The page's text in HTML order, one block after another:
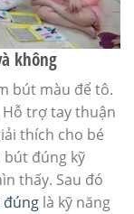
không
bút màu để tô.
Hỗ trợ tay thuận
thích cho bé
bút đúng kỹ
thấy. Sau đó
đúng là kỹ năng